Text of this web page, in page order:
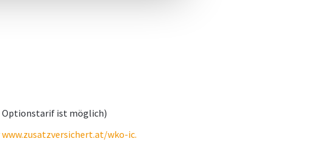
Optionstarif ist möglich)
www.zusatzversichert.at/wko-ic.